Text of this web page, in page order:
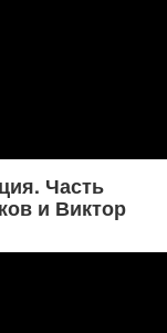
Часть
и Виктор